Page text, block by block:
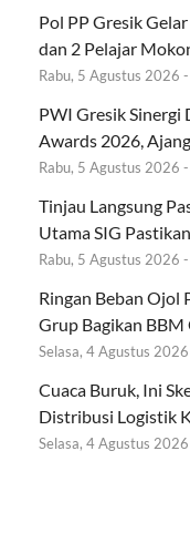
Pol PP Gresik
dan 2 Pelajar
Rabu, 5 Agustus 2026
PWI Gresik Sinergi
Awards 2026,
Rabu, 5 Agustus 2026
Tinjau Langsung
Utama SIG
Rabu, 5 Agustus 2026
Ringan Beban Ojol
Grup Bagikan BBM
Selasa, 4 Agustus
Cuaca Buruk, Ini
Distribusi Logistik
Selasa, 4 Agustus